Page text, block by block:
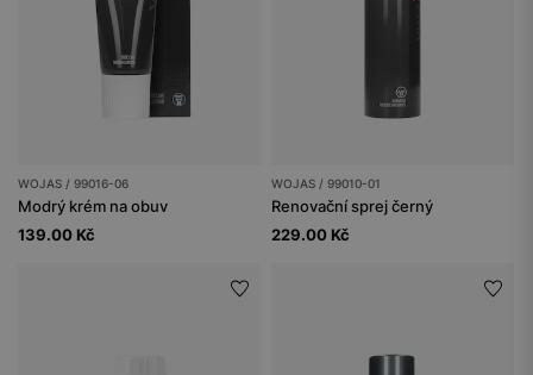
WOJAS / 99016-06
Modrý krém na obuv
139.00 Kč
WOJAS / 99010-01
Renovační sprej černý
229.00 Kč